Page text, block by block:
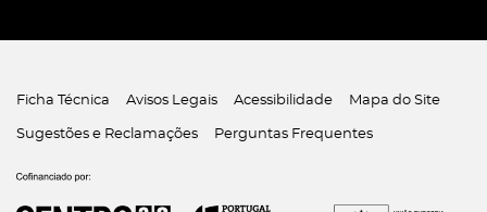
Ficha Técnica Avisos Legais Acessibilidade Mapa do Site
Sugestões e Reclamações Perguntas Frequentes